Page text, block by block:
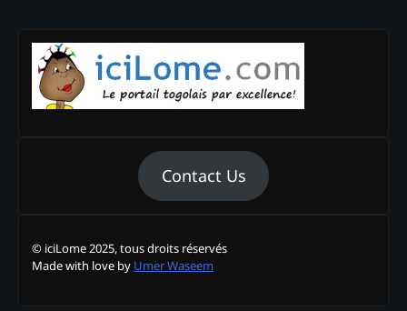
Contact Us
© iciLome 2025, tous droits réservés
Made with love by Umer Waseem